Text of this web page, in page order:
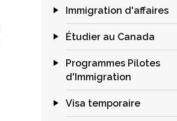
Immigration d'affaires
Étudier au Canada
Programmes Pilotes
d'Immigration
Visa temporaire